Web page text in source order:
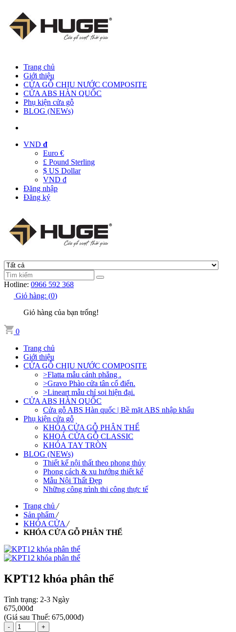
Trang chủ
Giới thiệu
CỬA GỖ CHỊU NƯỚC COMPOSITE
CỬA ABS HÀN QUỐC
Phụ kiện cửa gỗ
BLOG (NEWs)
VND đ
Euro €
£ Pound Sterling
$ US Dollar
VND đ
Đăng nhập
Đăng ký
Hotline: 0966 592 368
Giỏ hàng: (0)
Giỏ hàng của bạn trống!
0
Trang chủ
Giới thiệu
CỬA GỖ CHỊU NƯỚC COMPOSITE
>Flatta mẫu cánh phẳng .
>Gravo Phào cửa tân cổ điển.
>Lineart mẫu chỉ soi hiện đại.
CỬA ABS HÀN QUỐC
Cửa gỗ ABS Hàn quốc | Bề mặt ABS nhập khẩu
Phụ kiện cửa gỗ
KHÓA CỬA GỖ PHÂN THỂ
KHOÁ CỬA GỖ CLASSIC
KHÓA TAY TRÒN
BLOG (NEWs)
Thiết kế nội thất theo phong thủy
Phong cách & xu hướng thiết kế
Mẫu Nội Thất Đẹp
Những công trình thi công thực tế
Trang chủ /
Sản phẩm /
KHÓA CỬA /
KHÓA CỬA GỖ PHÂN THỂ
KPT12 khóa phân thể
Tình trạng: 2-3 Ngày
675,000đ
(Giá sau Thuế: 675,000đ)
-
+